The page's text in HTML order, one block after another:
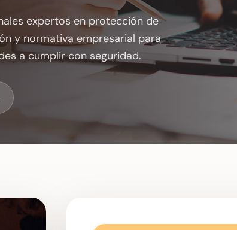
expertos en protección de
y normativa empresarial para
a cumplir con seguridad.